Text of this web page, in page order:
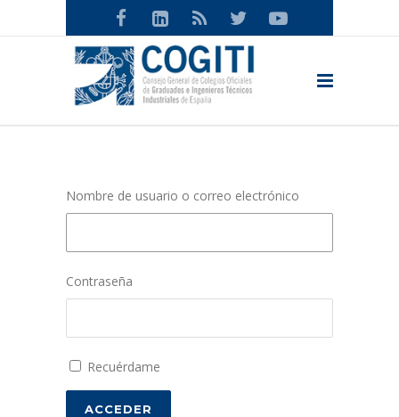
Nombre de usuario o correo electrónico
Contraseña
Recuérdame
ACCEDER